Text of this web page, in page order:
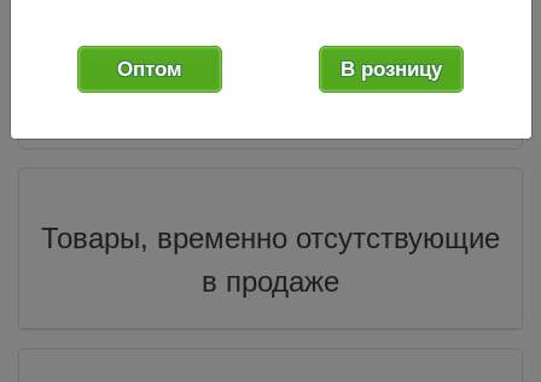
руб.
Товары, временно отсутствующие
в продаже
Оптом В розницу